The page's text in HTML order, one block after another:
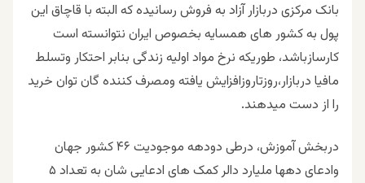
بانک مرکزی دربازار آزاد به فروش رسانیده که البته با قاچاق این
پول به کشور های همسایه بخصوص ایران نتوانسته است
کارسازباشد، طوریکه نرخ مواد اولیه زندگی بنابر احتکار وتسلط
مافیا دربازار،روزتاروزافزایش یافته ومصرف کننده گان توان خرید
را از دست میدهند.
دربخش آموزش، درطی دودهه موجودیت ۴۶ کشور جهان
وادعای دهها ملیارد دالر کمک های ادعایی شان به تعداد ۵